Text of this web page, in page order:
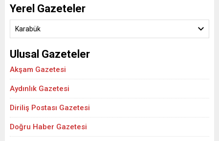
Yerel Gazeteler
Karabük
Ulusal Gazeteler
Akşam Gazetesi
Aydınlık Gazetesi
Diriliş Postası Gazetesi
Doğru Haber Gazetesi